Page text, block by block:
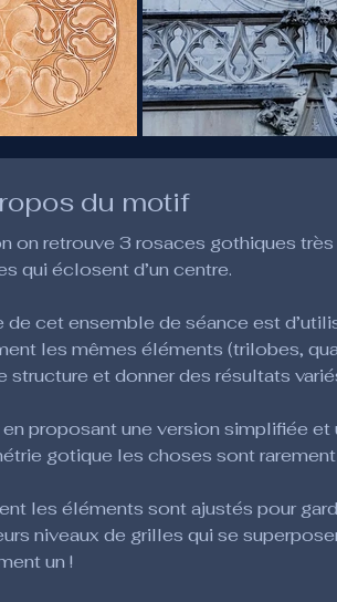
du motif
on retrouve 3 rosaces gothiques
qui éclosent d’un centre.
de cet ensemble de séance est
les mêmes éléments (trilobes,
structure et donner des résultats
proposant une version simplifiée
gotique les choses sont rarement
les éléments sont ajustés pour
niveaux de grilles qui se
un !